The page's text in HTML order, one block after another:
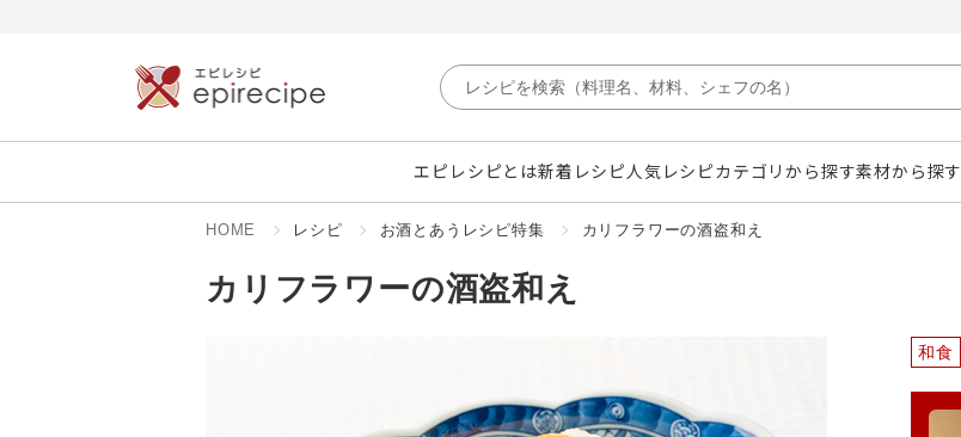
エピレシピとは新着レシピ人気レシピカテゴリから探す素材から探す
HOME レシピ お酒とあうレシピ特集 カリフラワーの酒盗和え
カリフラワーの酒盗和え
和食